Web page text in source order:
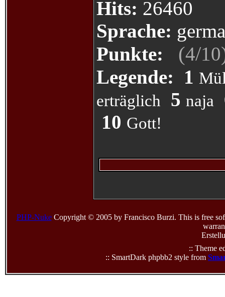
Hits: 26460
Sprache:
Punkte:
(4/10
Legende: 1
erträglich
5 naja
10 Gott!
PHP-NukeCopyright © 2005 by Francisco Burzi. This is free
:: Theme
:: SmartDark phpbb2 style from